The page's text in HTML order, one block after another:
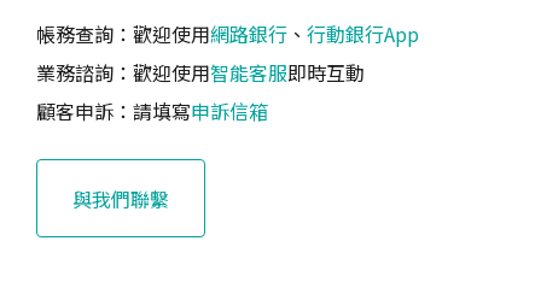
帳務查詢：歡迎使用網路銀行 、 行動銀行App
業務諮詢：歡迎使用智能客服即時互動
顧客申訴：請填寫申訴信箱
與我們聯繫